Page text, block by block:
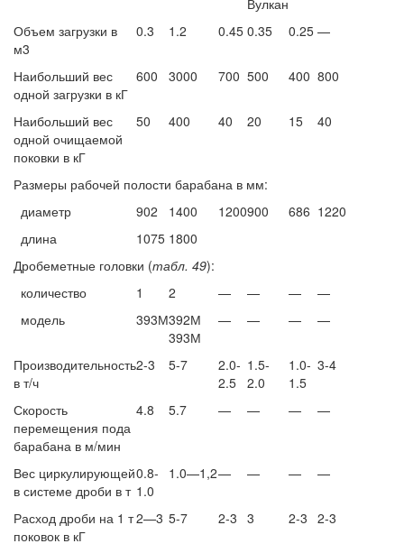
Вулкан
Объем загрузки в
м3
0.3 1.2 0.45 0.35 0.25 —
Наибольший вес
одной загрузки в кГ
600 3000 700 500 400 800
Наибольший вес
одной очищаемой
поковки в кГ
50 400 40 20 15 40
Размеры рабочей полости барабана в мм:
диаметр
902 1400 1200900 686 1220
длина
1075 1800
Дробеметные головки (табл. 49):
количество
1 2 — — —
—
модель
393М392М
393М
— — — —
Производительность
в т/ч
2-3 5-7
2.0-
2.5
1.5-
2.0
1.0-
1.5
3-4
Скорость
перемещения пода
барабана в м/мин
4.8 5.7 — — — —
Вес циркулирующей
в системе дроби в т
0.8-
1.0
1.0—1,2— — — —
Расход дроби на 1 т
поковок в кГ
2—3 5-7 2-3 3 2-3 2-3